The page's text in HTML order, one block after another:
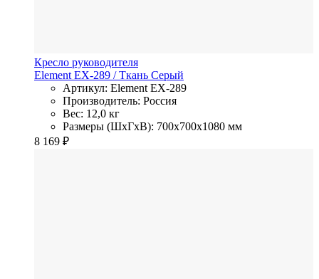
Кресло руководителя
Element EX-289 / Ткань Серый
Артикул: Element EX-289
Производитель: Россия
Вес: 12,0 кг
Размеры (ШхГхВ): 700x700x1080 мм
8 169 ₽